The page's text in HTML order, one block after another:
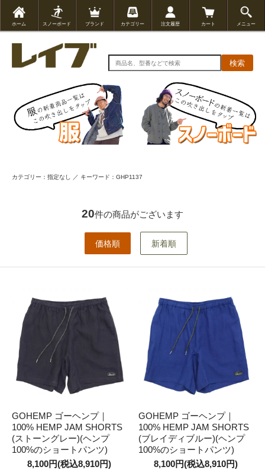
ホーム スノーボード ブランド カテゴリー 注文履歴 カート メニュー
検索
カテゴリー：指定なし ／ キーワード：GHP1137
20件の商品がございます
価格順 新着順
GOHEMP ゴーヘンプ｜
100% HEMP JAM SHORTS
(ストーングレー)(ヘンプ
100%のショートパンツ)
8,100円(税込8,910円)
GOHEMP ゴーヘンプ｜
100% HEMP JAM SHORTS
(ブレイディブルー)(ヘンプ
100%のショートパンツ)
8,100円(税込8,910円)